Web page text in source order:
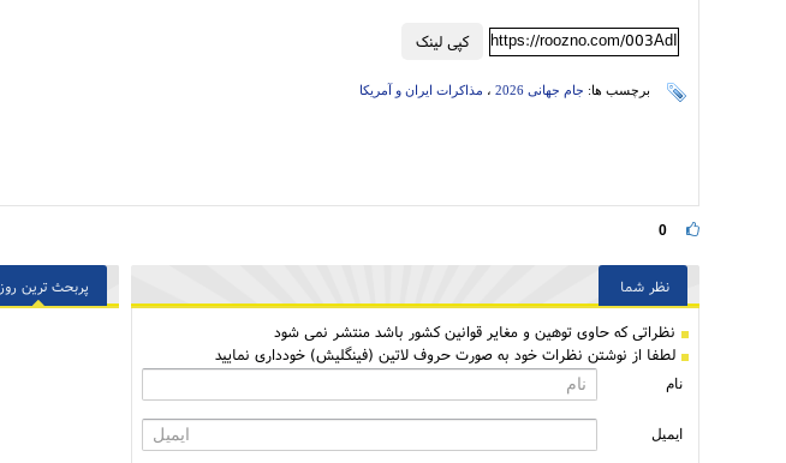
کپی لینک https://roozno.com/003AdI
برچسب ها: جام جهانی 2026 ، مذاکرات ایران و آمریکا
0
نظر شما
نظراتی كه حاوی توهین و مغایر قوانین کشور باشد منتشر نمی شود
لطفا از نوشتن نظرات خود به صورت حروف لاتین (فینگلیش) خودداری نمایید
نام
ایمیل
پربحث ترین روز